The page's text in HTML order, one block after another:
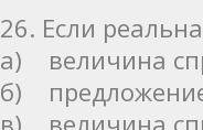
26. Если
а) величина
б)
в) величина